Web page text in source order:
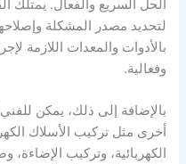
الحل السريع والفعال. يمتلك
لتحديد مصدر المشكلة
بالأدوات والمعدات اللازمة
وفعالية.
بالإضافة إلى ذلك، يمكن
أخرى مثل تركيب الأسلاك
الكهربائية، وتركيب الإضاءة،